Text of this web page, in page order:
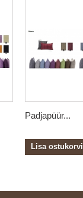
Padjapüür...
Lisa ostukorvi